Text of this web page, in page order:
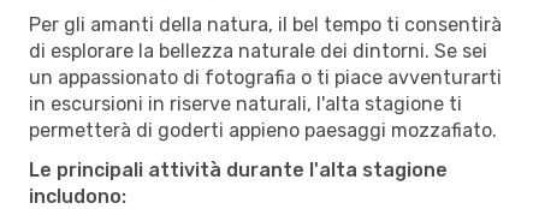
Per gli amanti della natura, il bel tempo ti consentirà
di esplorare la bellezza naturale dei dintorni. Se sei
un appassionato di fotografia o ti piace avventurarti
in escursioni in riserve naturali, l'alta stagione ti
permetterà di goderti appieno paesaggi mozzafiato.
Le principali attività durante l'alta stagione
includono: